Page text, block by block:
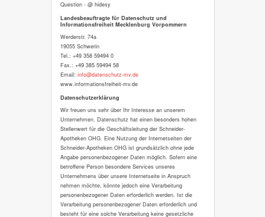
Question - @ hidesy
Landesbeauftragte für Datenschutz und
Informationsfreiheit Mecklenburg Vorpommern
Werderstr. 74a
19055 Schwerin
Tel.: +49 358 59494 0
Fax.: +49 385 59494 58
Email: info@datenschutz-mv.de
www.informationsfreiheit-mv.de
Datenschutzerklärung
Wir freuen uns sehr über Ihr Interesse an unserem
Unternehmen. Datenschutz hat einen besonders hohen
Stellenwert für die Geschäftsleitung der Schneider-
Apotheken OHG. Eine Nutzung der Internetseiten der
Schneider-Apotheken OHG ist grundsätzlich ohne jede
Angabe personenbezogener Daten möglich. Sofern eine
betroffene Person besondere Services unseres
Unternehmens über unsere Internetseite in Anspruch
nehmen möchte, könnte jedoch eine Verarbeitung
personenbezogener Daten erforderlich werden. Ist die
Verarbeitung personenbezogener Daten erforderlich und
besteht für eine solche Verarbeitung keine gesetzliche